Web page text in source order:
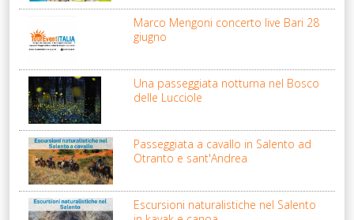
Marco Mengoni concerto live Bari 28
giugno
Una passeggiata notturna nel Bosco
delle Lucciole
Passeggiata a cavallo in Salento ad
Otranto e sant'Andrea
Escursioni naturalistiche nel Salento